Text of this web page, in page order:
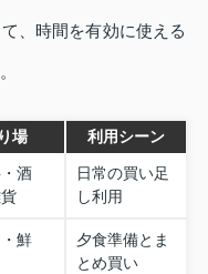
、時間を有効に使える
場 利用シーン
酒
日常の買い足
し利用
鮮
夕食準備とま
とめ買い